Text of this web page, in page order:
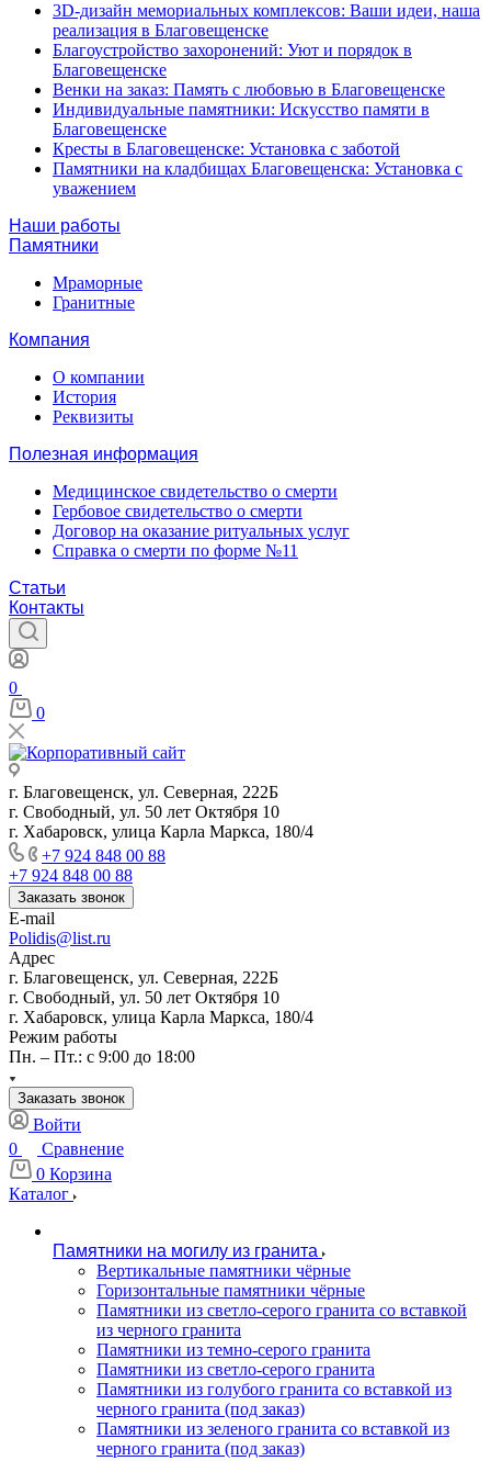
3D-дизайн мемориальных комплексов: Ваши идеи, наша
реализация в Благовещенске
Благоустройство захоронений: Уют и порядок в
Благовещенске
Венки на заказ: Память с любовью в Благовещенске
Индивидуальные памятники: Искусство памяти в
Благовещенске
Кресты в Благовещенске: Установка с заботой
Памятники на кладбищах Благовещенска: Установка с
уважением
Наши работы
Памятники
Мраморные
Гранитные
Компания
О компании
История
Реквизиты
Полезная информация
Медицинское свидетельство о смерти
Гербовое свидетельство о смерти
Договор на оказание ритуальных услуг
Справка о смерти по форме №11
Статьи
Контакты
0
0
г. Благовещенск, ул. Северная, 222Б
г. Свободный, ул. 50 лет Октября 10
г. Хабаровск, улица Карла Маркса, 180/4
+7 924 848 00 88
+7 924 848 00 88
Заказать звонок
E-mail
Polidis@list.ru
Адрес
г. Благовещенск, ул. Северная, 222Б
г. Свободный, ул. 50 лет Октября 10
г. Хабаровск, улица Карла Маркса, 180/4
Режим работы
Пн. – Пт.: с 9:00 до 18:00
Заказать звонок
Войти
0
Сравнение
0 Корзина
Каталог
Памятники на могилу из гранита
Вертикальные памятники чёрные
Горизонтальные памятники чёрные
Памятники из светло-серого гранита со вставкой
из черного гранита
Памятники из темно-серого гранита
Памятники из светло-серого гранита
Памятники из голубого гранита со вставкой из
черного гранита (под заказ)
Памятники из зеленого гранита со вставкой из
черного гранита (под заказ)